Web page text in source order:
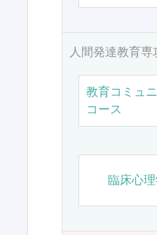
人間発達教育専
教育コミュ
コース
臨床心